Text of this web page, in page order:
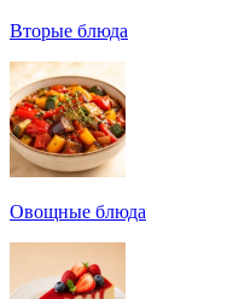
Вторые блюда
Овощные блюда